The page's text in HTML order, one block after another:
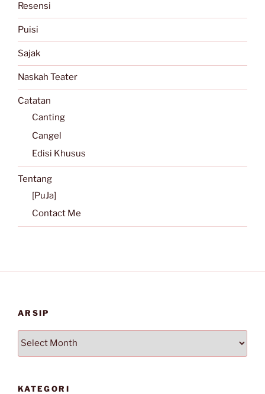
Resensi
Puisi
Sajak
Naskah Teater
Catatan
Canting
Cangel
Edisi Khusus
Tentang
[PuJa]
Contact Me
ARSIP
Arsip
KATEGORI